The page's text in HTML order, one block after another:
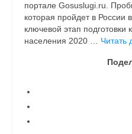
портале Gosuslugi.ru.
которая пройдет в России
ключевой этап подготовки
населения 2020 … Читать